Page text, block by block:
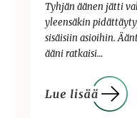
Tyhjän äänen jätti
yleensäkin
sisäisiin asioihin.
ääni ratkaisi…